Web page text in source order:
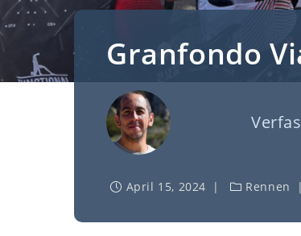
Granfondo
April 15, 2024 Rennen